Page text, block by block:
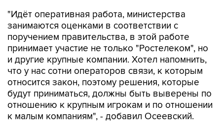
"Идёт оперативная работа, министерства
занимаются оценками в соответствии с
поручением правительства, в этой работе
принимает участие не только "Ростелеком", но
и другие крупные компании. Хотел напомнить,
что у нас сотни операторов связи, к которым
относится закон, поэтому решения, которые
будут приниматься, должны быть выверены по
отношению к крупным игрокам и по отношении
к малым компаниям", - добавил Осеевский.